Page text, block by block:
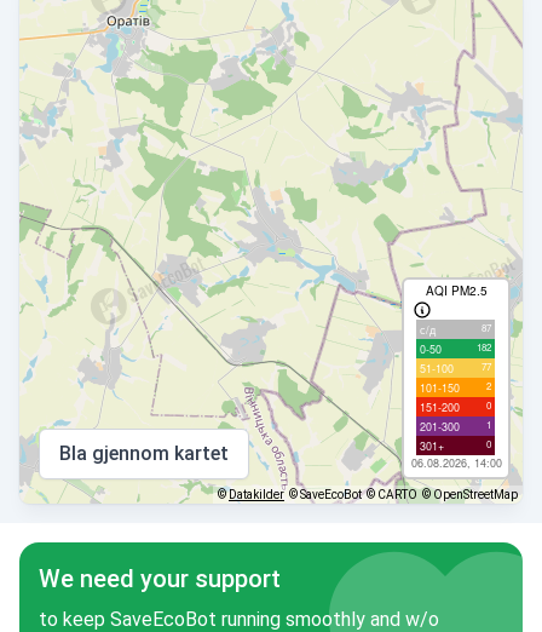
AQI PM2.5
с/д 87
0-50 182
51-100 77
101-150 2
151-200 0
201-300 1
301+ 0
06.08.2026, 14:00
Bla gjennom kartet
©Datakilder © SaveEcoBot © CARTO © OpenStreetMap
We need your support
to keep SaveEcoBot running smoothly and w/o